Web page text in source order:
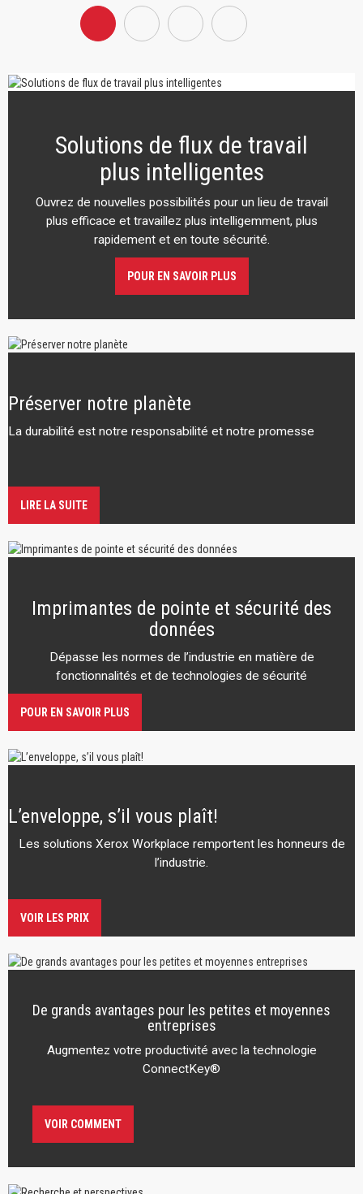
Solutions de flux de travail
plus intelligentes
Ouvrez de nouvelles possibilités pour un lieu de travail
plus efficace et travaillez plus intelligemment, plus
rapidement et en toute sécurité.
POUR EN SAVOIR PLUS
Préserver notre planète
La durabilité est notre responsabilité et notre promesse
LIRE LA SUITE
Imprimantes de pointe et sécurité des
données
Dépasse les normes de l’industrie en matière de
fonctionnalités et de technologies de sécurité
POUR EN SAVOIR PLUS
L’enveloppe, s’il vous plaît!
Les solutions Xerox Workplace remportent les honneurs de
l’industrie.
VOIR LES PRIX
De grands avantages pour les petites et moyennes
entreprises
Augmentez votre productivité avec la technologie
ConnectKey®
VOIR COMMENT